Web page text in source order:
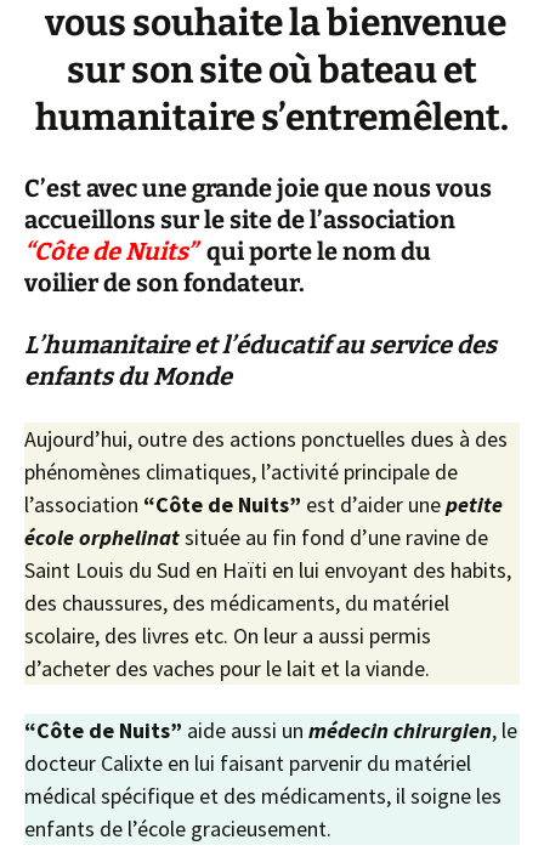
vous souhaite la bienvenue
sur son site où bateau et
humanitaire s’entremêlent.
C’est avec une grande joie que nous vous
accueillons sur le site de l’association
“Côte de Nuits”qui porte le nom du
voilier de son fondateur.
L’humanitaire et l’éducatif au service des
enfants du Monde
Aujourd’hui, outre des actions ponctuelles dues à des
phénomènes climatiques, l’activité principale de
l’association “Côte de Nuits” est d’aider unepetite
école orphelinatsituée au fin fond d’une ravine de
Saint Louis du Sud en Haïti en lui envoyant des habits,
des chaussures, des médicaments, du matériel
scolaire, des livres etc. On leur a aussi permis
d’acheter des vaches pour le lait et la viande.
“Côte de Nuits” aide aussi un médecin chirurgien, le
docteur Calixte en lui faisant parvenir du matériel
médical spécifique et des médicaments, il soigne les
enfants de l’école gracieusement.